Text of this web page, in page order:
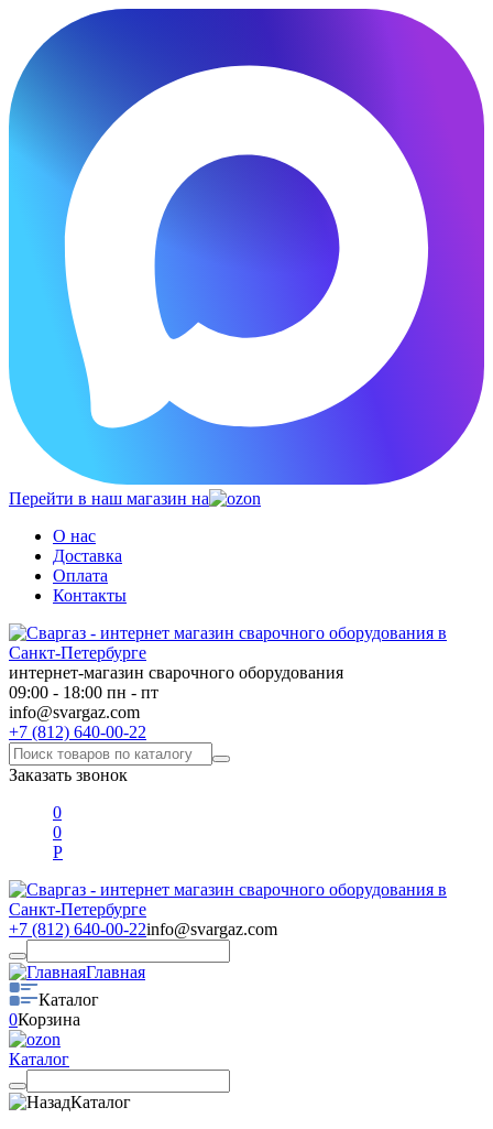
Перейти в наш магазин на
О нас
Доставка
Оплата
Контакты
интернет-магазин сварочного оборудования
09:00 - 18:00 пн - пт
info@svargaz.com
+7 (812) 640-00-22
Заказать звонок
0
0
Р
+7 (812) 640-00-22info@svargaz.com
Главная
Каталог
0Корзина
Каталог
Каталог